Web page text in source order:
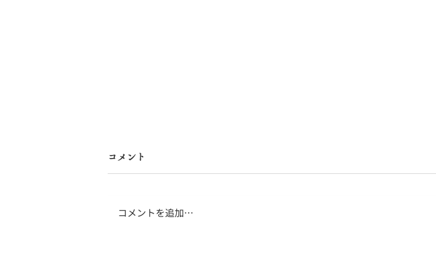
北海道医療新聞
コメント
コメントを追加…